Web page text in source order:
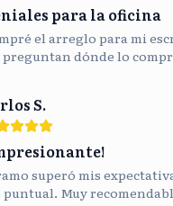
para la oficina
el arreglo para mi
preguntan dónde lo
S.
superó mis
puntual. Muy